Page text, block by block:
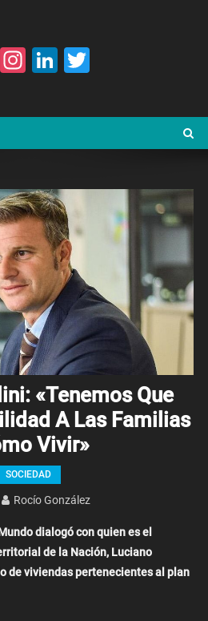
Facebook
Instagram
LinkedIn
«Tenemos Que
A Las Familias
Vivir»
SOCIEDAD
Rocío González
dialogó con quien es el
de la Nación, Luciano
de viviendas pertenecientes al plan